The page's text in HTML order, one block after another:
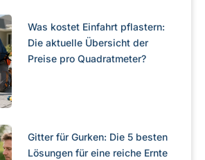
Was kostet Einfahrt pflastern:
Die aktuelle Übersicht der
Preise pro Quadratmeter?
Gitter für Gurken: Die 5 besten
Lösungen für eine reiche Ernte